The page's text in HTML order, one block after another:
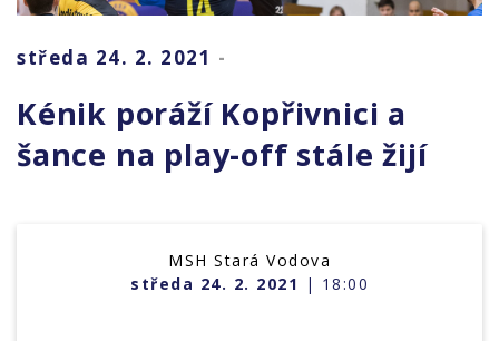
středa 24. 2. 2021 -
Kénik poráží Kopřivnici a
šance na play-off stále žijí
MSH Stará Vodova
středa 24. 2. 2021 | 18:00